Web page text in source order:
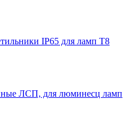
IP65 для ламп Т8
ЛСП, для люминесц ламп